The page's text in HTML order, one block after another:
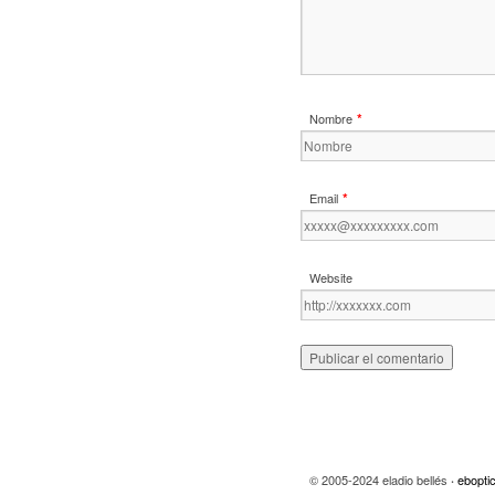
Nombre *
Email *
Website
© 2005-2024 eladio bellés ·